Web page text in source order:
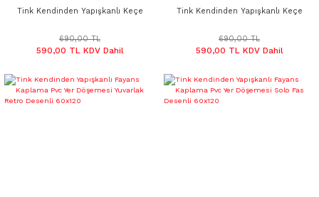
Tink Kendinden Yapışkanlı Keçe
48x48 cm
690,00 TL
590,00 TL KDV Dahil
Tink Kendinden Yapışkanlı Keçe
Devetüyü 48x48 cm
690,00 TL
590,00 TL KDV Dahil